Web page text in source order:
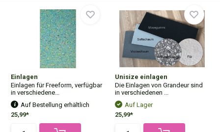
Einlagen
Einlagen für Freeform, verfügbar
in verschiedene...
Auf Bestellung erhältlich
25,99*
Unisize einlagen
Die Einlagen von Grandeur sind
in verschiedenen ...
Auf Lager
25,99*